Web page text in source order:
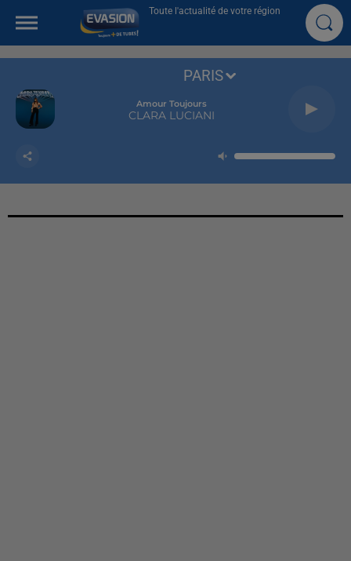
Toute l'actualité de votre région
Repeat It
ED SHEERAN & MARTIN GARRIX
PARIS